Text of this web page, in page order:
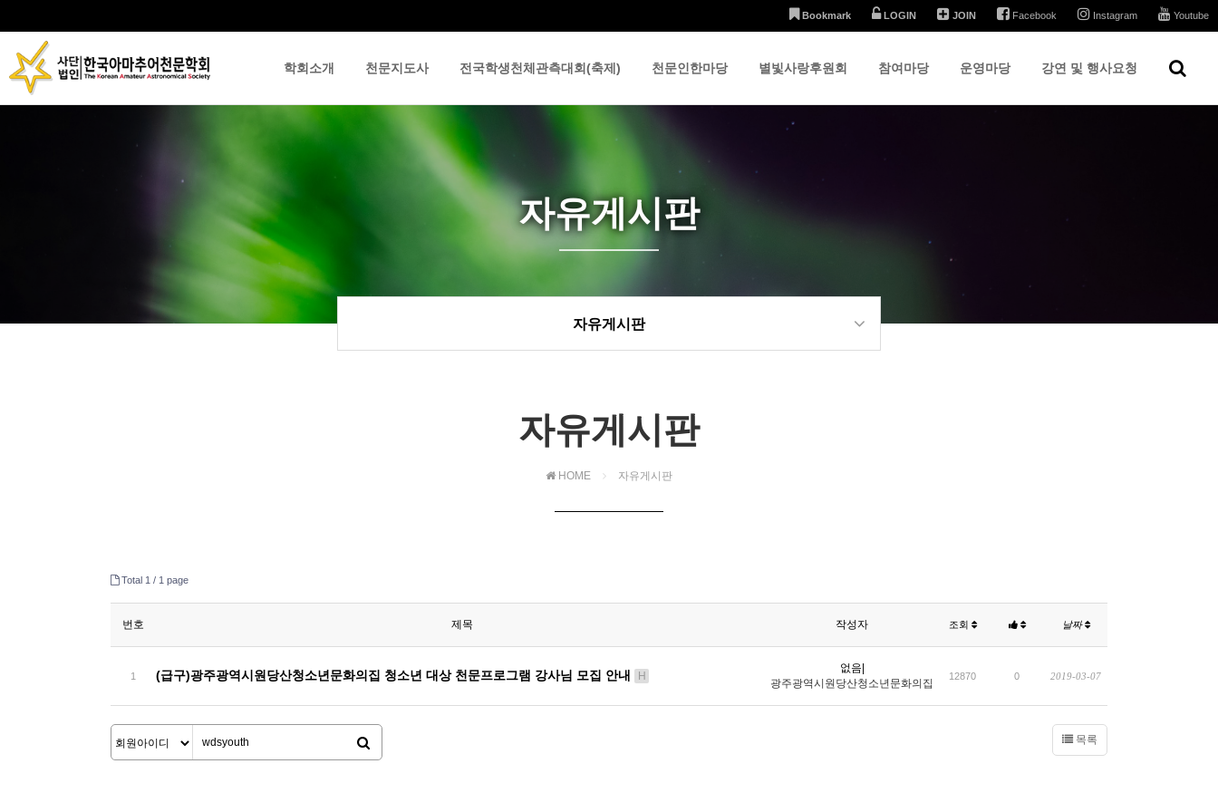
Bookmark LOGIN JOIN Facebook Instagram Youtube
학회소개 천문지도사 전국학생천체관측대회(축제) 천문인한마당 별빛사랑후원회 참여마당
하위분류
운영마당
하위분류
강연 및 행사요청
자유게시판
자유게시판
자유게시판
HOME 자유게시판
Total 1 / 1 page
번호 제목 작성자 조회 날짜
1 (급구)광주광역시원당산청소년문화의집 청소년 대상 천문프로그램 강사님 모집 안내 H
없음|
광주광역시원당산청소년문화의집
12870 0 2019-03-07
목록